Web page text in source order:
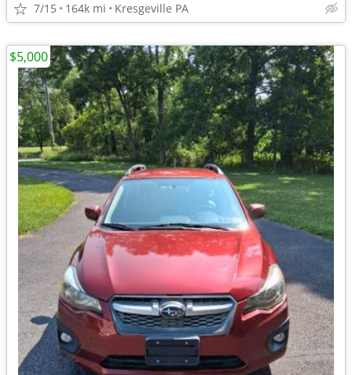
7/15 164k mi Kresgeville PA
$5,000